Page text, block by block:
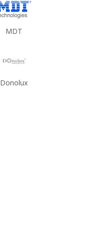
MDT
Donolux